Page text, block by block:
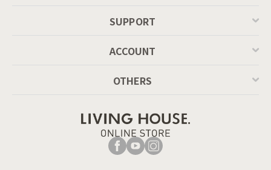
SUPPORT
ACCOUNT
OTHERS